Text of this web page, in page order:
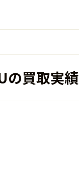
の買取実績